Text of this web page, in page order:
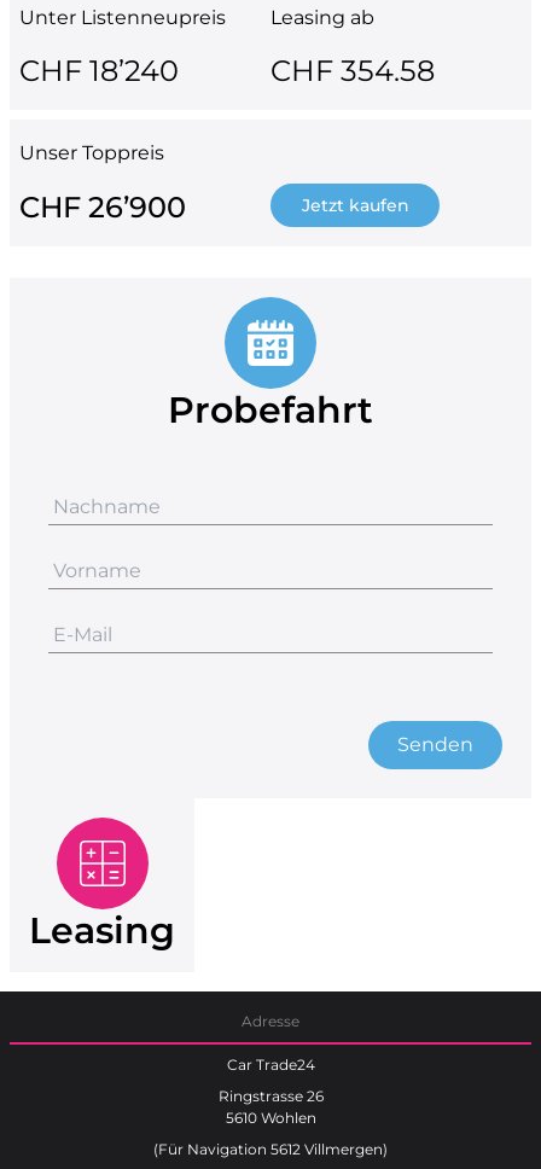
Unter Listenneupreis
CHF 18’240
Leasing ab
CHF 354.58
Unser Toppreis
CHF 26’900 Jetzt kaufen
Probefahrt
Senden
Leasing
Adresse
Car Trade24
Ringstrasse 26
5610 Wohlen
(Für Navigation 5612 Villmergen)